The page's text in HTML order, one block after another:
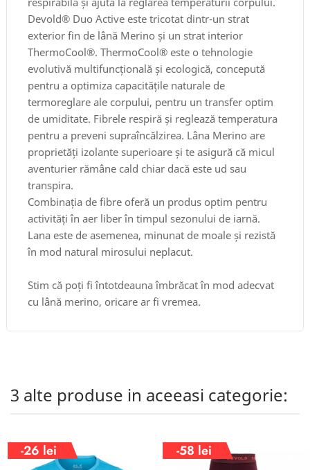
Devold® Duo Active este tricotat dintr-un strat
exterior fin de lână Merino și un strat interior
ThermoCool®. ThermoCool® este o tehnologie
evolutivă multifuncțională și ecologică, concepută
pentru a optimiza capacitățile naturale de
termoreglare ale corpului, pentru un transfer optim
de umiditate. Fibrele respiră și reglează temperatura
pentru a preveni supraîncălzirea. Lâna Merino are
proprietăți izolante superioare și te asigură că micul
aventurier rămâne cald chiar dacă este ud sau
transpira.
Combinația de fibre oferă un produs optim pentru
activități în aer liber în timpul sezonului de iarnă.
Lana este de asemenea, minunat de moale și rezistă
în mod natural mirosului neplacut.
Stim că poți fi întotdeauna îmbrăcat în mod adecvat
cu lână merino, oricare ar fi vremea.
3 alte produse in aceeasi categorie:
-26 lei -58 lei